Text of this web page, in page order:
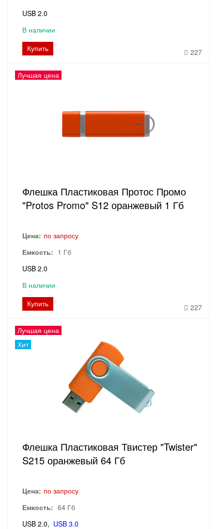
USB 2.0
В наличии
Купить
227
Лучшая цена
Флешка Пластиковая Протос Промо
"Protos Promo" S12 оранжевый 1 Гб
Цена: по запросу
Емкость: 1 Гб
USB 2.0
В наличии
Купить
227
Лучшая цена
Хит
Флешка Пластиковая Твистер "Twister"
S215 оранжевый 64 Гб
Цена: по запросу
Емкость: 64 Гб
USB 2.0
USB 3.0